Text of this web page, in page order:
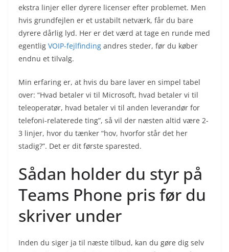
ekstra linjer eller dyrere licenser efter problemet. Men
hvis grundfejlen er et ustabilt netværk, får du bare
dyrere dårlig lyd. Her er det værd at tage en runde med
egentlig VOIP-fejlfinding andres steder, før du køber
endnu et tilvalg.
Min erfaring er, at hvis du bare laver en simpel tabel
over: “Hvad betaler vi til Microsoft, hvad betaler vi til
teleoperatør, hvad betaler vi til anden leverandør for
telefoni-relaterede ting”, så vil der næsten altid være 2-
3 linjer, hvor du tænker “hov, hvorfor står det her
stadig?”. Det er dit første sparested.
Sådan holder du styr på
Teams Phone pris før du
skriver under
Inden du siger ja til næste tilbud, kan du gøre dig selv